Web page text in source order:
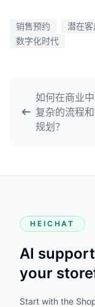
销售预约 潜在客
数字化时代
如何在商业
复杂的流程
规划？
HEICHAT
AI
your
Start with the